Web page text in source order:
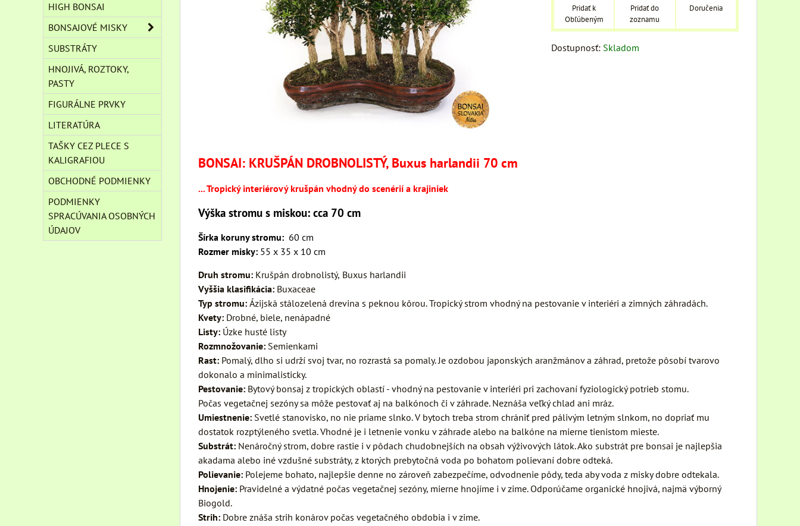
Pridať k
Obľúbeným
Pridať do
zoznamu
Doručenia
Dostupnosť: Skladom
BONSAI: KRUŠPÁN DROBNOLISTÝ, Buxus harlandii 70 cm
... Tropický interiérový krušpán vhodný do scenérií a krajiniek
Výška stromu s miskou: cca 70 cm
Šírka koruny stromu: 60 cm
Rozmer misky: 55 x 35 x 10 cm
Druh stromu: Krušpán drobnolistý, Buxus harlandii
Vyššia klasifikácia: Buxaceae
Typ stromu: Ázijská stálozelená drevina s peknou kôrou. Tropický strom vhodný na pestovanie v interiéri a zimných záhradách.
Kvety: Drobné, biele, nenápadné
Listy: Úzke husté listy
Rozmnožovanie: Semienkami
Rast: Pomalý, dlho si udrží svoj tvar, no rozrastá sa pomaly. Je ozdobou japonských aranžmánov a záhrad, pretože pôsobí tvarovo
dokonalo a minimalisticky.
Pestovanie: Bytový bonsaj z tropických oblastí - vhodný na pestovanie v interiéri pri zachovaní fyziologický potrieb stomu.
Počas vegetačnej sezóny sa môže pestovať aj na balkónoch či v záhrade. Neznáša veľký chlad ani mráz.
Umiestnenie: Svetlé stanovisko, no nie priame slnko. V bytoch treba strom chrániť pred pálivým letným slnkom, no dopriať mu
dostatok rozptýleného svetla. Vhodné je i letnenie vonku v záhrade alebo na balkóne na mierne tienistom mieste.
Substrát: Nenáročný strom, dobre rastie i v pôdach chudobnejších na obsah výživových látok. Ako substrát pre bonsai je najlepšia
akadama alebo iné vzdušné substráty, z ktorých prebytočná voda po bohatom polievaní dobre odteká.
Polievanie: Polejeme bohato, najlepšie denne no zároveň zabezpečíme, odvodnenie pôdy, teda aby voda z misky dobre odtekala.
Hnojenie: Pravidelné a výdatné počas vegetačnej sezóny, mierne hnojíme i v zime. Odporúčame organické hnojivá, najmä výborný
Biogold.
Strih: Dobre znáša strih konárov počas vegetačného obdobia i v zime.
HIGH BONSAI
BONSAJOVÉ MISKY
SUBSTRÁTY
HNOJIVÁ, ROZTOKY,
PASTY
FIGURÁLNE PRVKY
LITERATÚRA
TAŠKY CEZ PLECE S
KALIGRAFIOU
OBCHODNÉ PODMIENKY
PODMIENKY
SPRACÚVANIA OSOBNÝCH
ÚDAJOV